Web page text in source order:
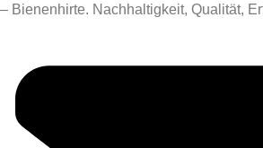
– Bienenhirte. Nachhaltigkeit, Qualität,